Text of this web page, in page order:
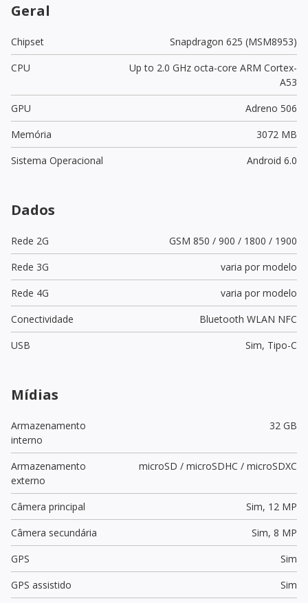
Geral
Chipset
Snapdragon 625 (MSM8953)
CPU
Up to 2.0 GHz octa-core ARM Cortex-
A53
GPU
Adreno 506
Memória
3072 MB
Sistema Operacional
Android 6.0
Dados
Rede 2G
GSM 850 / 900 / 1800 / 1900
Rede 3G
varia por modelo
Rede 4G
varia por modelo
Conectividade
Bluetooth WLAN NFC
USB
Sim, Tipo-C
Mídias
Armazenamento
interno
32 GB
Armazenamento
externo
microSD / microSDHC / microSDXC
Câmera principal Sim, 12 MP
Câmera secundária
Sim, 8 MP
GPS
Sim
GPS assistido
Sim